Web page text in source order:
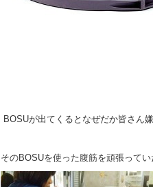
BOSUが出てくるとなぜだか皆さん
そのBOSUを使った腹筋を頑張ってい